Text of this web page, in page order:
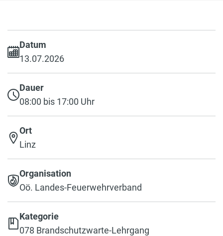
Datum
13.07.2026
Dauer
08:00 bis 17:00 Uhr
Ort
Linz
Organisation
Oö. Landes-Feuerwehrverband
Kategorie
078 Brandschutzwarte-Lehrgang